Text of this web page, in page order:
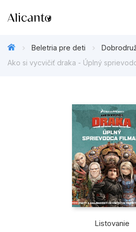
Beletria pre deti
Beletria pre dospelých
Darčekové publikácie
Doplnkový sortiment
Kalendáre, diáre
Beletria pre deti
Ako si vycvičiť draka - Úplný
Listovanie